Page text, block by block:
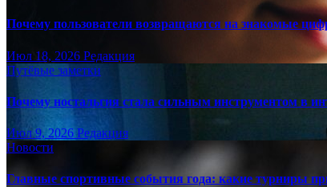
Почему пользователи возвращаются на знакомые
Июл 18, 2026 Редакция
Путёвые заметки
Почему ностальгия стала сильным инструментом в
Июл 9, 2026 Редакция
Новости
Главные спортивные события года: какие турниры